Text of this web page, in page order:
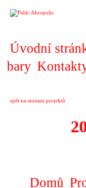
Úvodní
bary
zpět na seznam projektů
Domů